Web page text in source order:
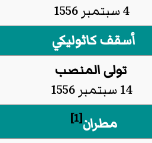
4 سبتمبر 1556
أسقف كاثوليكي
تولى المنصب
14 سبتمبر 1556
مطران[1]